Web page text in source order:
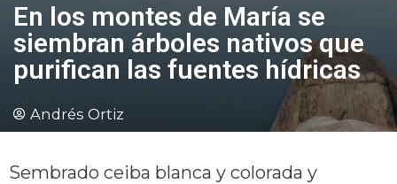
En los montes de María se
siembran árboles nativos que
purifican las fuentes hídricas
Andrés Ortiz
Sembrado ceiba blanca y colorada y